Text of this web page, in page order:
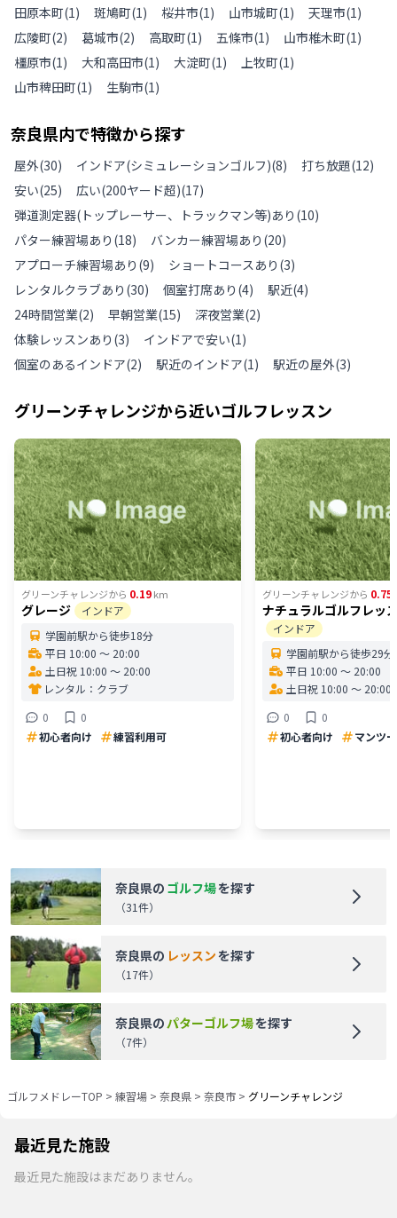
田原本町(1) 斑鳩町(1) 桜井市(1) 山市城町(1) 天理市(1)
広陵町(2) 葛城市(2) 高取町(1) 五條市(1) 山市椎木町(1)
橿原市(1) 大和高田市(1) 大淀町(1) 上牧町(1)
山市稗田町(1) 生駒市(1)
奈良県内で特徴から探す
屋外(30) インドア(シミュレーションゴルフ)(8) 打ち放題(12)
安い(25) 広い(200ヤード超)(17)
弾道測定器(トップレーサー、トラックマン等)あり (10)
パター練習場あり (18) バンカー練習場あり (20)
アプローチ練習場あり (9) ショートコースあり (3)
レンタルクラブあり (30) 個室打席あり (4) 駅近(4)
24時間営業(2) 早朝営業(15) 深夜営業(2)
体験レッスンあり (3) インドアで安い(1)
個室のあるインドア(2) 駅近のインドア(1) 駅近の屋外(3)
グリーンチャレンジから近いゴルフレッスン
グリーンチャレンジから 0.19km
グレージ
インドア
学園前駅から徒歩18分
平日 10:00 〜 20:00
土日祝 10:00 〜 20:00
レンタル： クラブ
0
0
初心者向け
練習利用可
グリーンチャレンジから 0.75
ナチュラルゴルフレッ
インドア
学園前駅から徒歩29分
平日 10:00 〜 20:00
土日祝 10:00 〜 20:00
0
0
初心者向け
マンツ
奈良県の ゴルフ場を探す
（31件）
奈良県の レッスンを探す
（17件）
奈良県の パターゴルフ場を探す
（7件）
ゴルフメドレーTOP > 練習場 > 奈良県 > 奈良市 > グリーンチャレンジ
最近見た施設
最近見た施設はまだありません。